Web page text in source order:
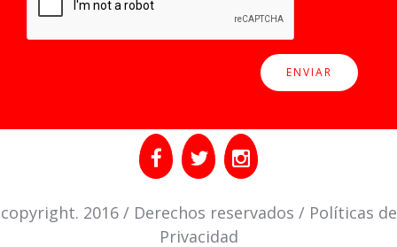
copyright. 2016 / Derechos reservados / Políticas de
Privacidad